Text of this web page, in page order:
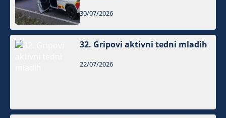
30/07/2026
32. Gripovi aktivni tedni mladih
22/07/2026